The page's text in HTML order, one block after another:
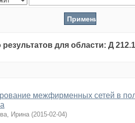
результатов для области: Д
межфирменных сетей в
Ирина (2015-02-04)